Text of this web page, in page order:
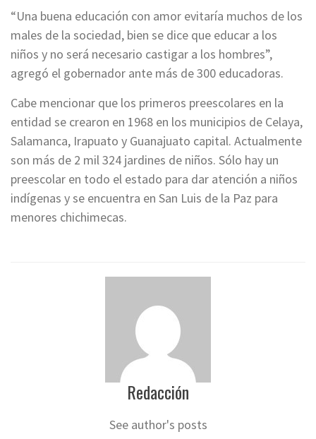
“Una buena educación con amor evitaría muchos de los
males de la sociedad, bien se dice que educar a los
niños y no será necesario castigar a los hombres”,
agregó el gobernador ante más de 300 educadoras.
Cabe mencionar que los primeros preescolares en la
entidad se crearon en 1968 en los municipios de Celaya,
Salamanca, Irapuato y Guanajuato capital. Actualmente
son más de 2 mil 324 jardines de niños. Sólo hay un
preescolar en todo el estado para dar atención a niños
indígenas y se encuentra en San Luis de la Paz para
menores chichimecas.
Redacción
See author's posts